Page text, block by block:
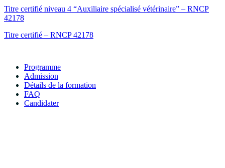
Titre certifié niveau 4 “Auxiliaire spécialisé vétérinaire” – RNCP
42178
Titre certifié – RNCP 42178
Programme
Admission
Détails de la formation
FAQ
Candidater